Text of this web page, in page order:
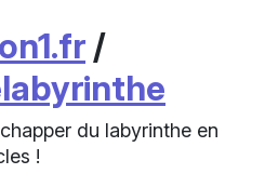
/
du labyrinthe en
!